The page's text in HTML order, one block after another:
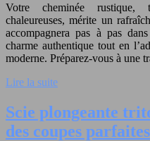
Votre cheminée rustique,
chaleureuses, mérite un
accompagnera pas à pas
charme authentique tout en
moderne. Préparez-vous à une
Lire la suite
Scie plongeante
des coupes parfaites